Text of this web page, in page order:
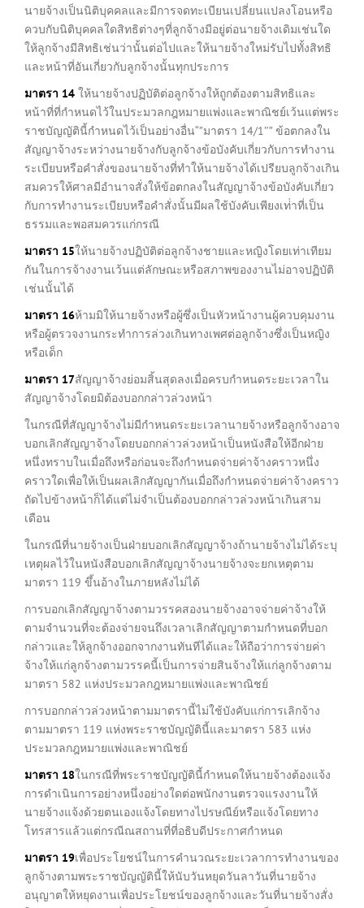
นายจ้างเป็นนิติบุคคลและมีการจดทะเบียนเปลี่ยนแปลงโอนหรือ
ควบกับนิติบุคคลใดสิทธิต่างๆที่ลูกจ้างมีอยู่ต่อนายจ้างเดิมเช่นใด
ให้ลูกจ้างมีสิทธิเช่นว่านั้นต่อไปและให้นายจ้างใหม่รับไปทั้งสิทธิ
และหน้าที่อันเกี่ยวกับลูกจ้างนั้นทุกประการ
มาตรา 14 ให้นายจ้างปฏิบัติต่อลูกจ้างให้ถูกต้องตามสิทธิและ
หน้าที่ที่กำหนดไว้ในประมวลกฎหมายแพ่งและพาณิชย์เว้นแต่พระ
ราชบัญญัตินี้กำหนดไว้เป็นอย่างอื่น“”มาตรา 14/1″” ข้อตกลงใน
สัญญาจ้างระหว่างนายจ้างกับลูกจ้างข้อบังคับเกี่ยวกับการทำงาน
ระเบียบหรือคำสั่งของนายจ้างที่ทำให้นายจ้างได้เปรียบลูกจ้างเกิน
สมควรให้ศาลมีอำนาจสั่งให้ข้อตกลงในสัญญาจ้างข้อบังคับเกี่ยว
กับการทำงานระเบียบหรือคำสั่งนั้นมีผลใช้บังคับเพียงเท่่าที่เป็น
ธรรมและพอสมควรแก่กรณี
มาตรา 15ให้นายจ้างปฏิบัติต่อลูกจ้างชายและหญิงโดยเท่าเทียม
กันในการจ้างงานเว้นแต่ลักษณะหรือสภาพของงานไม่อาจปฏิบัติ
เช่นนั้นได้
มาตรา 16ห้ามมิให้นายจ้างหรือผู้ซึ่งเป็นหัวหน้างานผู้ควบคุมงาน
หรือผู้ตรวจงานกระทำการล่วงเกินทางเพศต่อลูกจ้างซึ่งเป็นหญิง
หรือเด็ก
มาตรา 17สัญญาจ้างย่อมสิ้นสุดลงเมื่อครบกำหนดระยะเวลาใน
สัญญาจ้างโดยมิต้องบอกกล่าวล่วงหน้า
ในกรณีที่สัญญาจ้างไม่มีกำหนดระยะเวลานายจ้างหรือลูกจ้างอาจ
บอกเลิกสัญญาจ้างโดยบอกกล่าวล่วงหน้าเป็นหนังสือให้อีกฝ่าย
หนึ่งทราบในเมื่อถึงหรือก่อนจะถึงกำหนดจ่ายค่าจ้างคราวหนึ่ง
คราวใดเพื่อให้เป็นผลเลิกสัญญากันเมื่อถึงกำหนดจ่ายค่าจ้างคราว
ถัดไปข้างหน้าก็ได้แต่ไม่จำเป็นต้องบอกกล่าวล่วงหน้าเกินสาม
เดือน
ในกรณีที่นายจ้างเป็นฝ่ายบอกเลิกสัญญาจ้างถ้านายจ้างไม่ได้ระบุ
เหตุผลไว้ในหนังสือบอกเลิกสัญญาจ้างนายจ้างจะยกเหตุตาม
มาตรา 119 ขึ้นอ้างในภายหลังไม่ได้
การบอกเลิกสัญญาจ้างตามวรรคสองนายจ้างอาจจ่ายค่าจ้างให้
ตามจำนวนที่จะต้องจ่ายจนถึงเวลาเลิกสัญญาตามกำหนดที่บอก
กล่าวและให้ลูกจ้างออกจากงานทันทีได้และให้ถือว่าการจ่ายค่า
จ้างให้แก่ลูกจ้างตามวรรคนี้เป็นการจ่ายสินจ้างให้แก่ลูกจ้างตาม
มาตรา 582 แห่งประมวลกฎหมายแพ่งและพาณิชย์
การบอกกล่าวล่วงหน้าตามมาตรานี้ไม่ใช้บังคับแก่การเลิกจ้าง
ตามมาตรา 119 แห่งพระราชบัญญัตินี้และมาตรา 583 แห่ง
ประมวลกฎหมายแพ่งและพาณิชย์
มาตรา 18ในกรณีที่พระราชบัญญัตินี้กำหนดให้นายจ้างต้องแจ้ง
การดำเนินการอย่างหนึ่งอย่างใดต่อพนักงานตรวจแรงงานให้
นายจ้างแจ้งด้วยตนเองแจ้งโดยทางไปรษณีย์หรือแจ้งโดยทาง
โทรสารแล้วแต่กรณีณสถานที่ที่อธิบดีประกาศกำหนด
มาตรา 19เพื่อประโยชน์ในการคำนวณระยะเวลาการทำงานของ
ลูกจ้างตามพระราชบัญญัตินี้ให้นับวันหยุดวันลาวันที่นายจ้าง
อนุญาตให้หยุดงานเพื่อประโยชน์ของลูกจ้างและวันที่นายจ้างสั่ง